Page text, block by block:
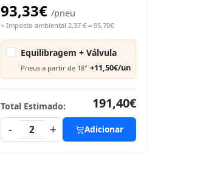
93,33€ /pneu
+ Imposto ambiental 2,37 € = 95,70€
Equilibragem + Válvula
Pneus a partir de 18" +11,50€/un
Total Estimado:
191,40€
-
2 + Adicionar